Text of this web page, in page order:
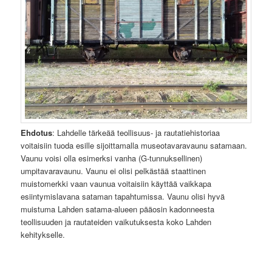
Ehdotus: Lahdelle tärkeää teollisuus- ja rautatiehistoriaa
voitaisiin tuoda esille sijoittamalla museotavaravaunu satamaan.
Vaunu voisi olla esimerksi vanha (G-tunnuksellinen)
umpitavaravaunu. Vaunu ei olisi pelkästää staattinen
muistomerkki vaan vaunua voitaisiin käyttää vaikkapa
esiintymislavana sataman tapahtumissa. Vaunu olisi hyvä
muistuma Lahden satama-alueen pääosin kadonneesta
teollisuuden ja rautateiden vaikutuksesta koko Lahden
kehitykselle.